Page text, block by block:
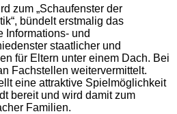
zum „Schaufenster der
bündelt erstmalig das
Informations- und
staatlicher und
für Eltern unter einem Dach. Bei
Fachstellen weitervermittelt.
eine attraktive Spielmöglichkeit
bereit und wird damit zum
Familien.